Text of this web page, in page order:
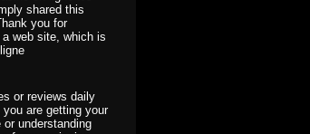
shared this
you for
web site, which is
or reviews daily
are getting your
understanding